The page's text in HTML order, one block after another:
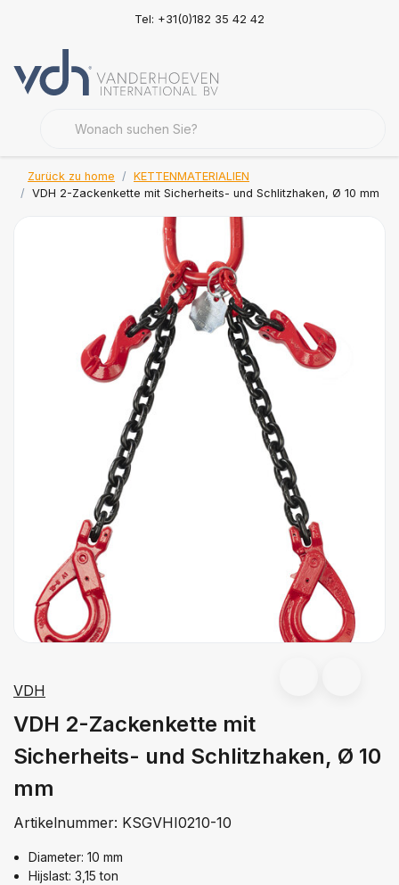
Tel: +31(0)182 35 42 42
Zurück zu home
KETTENMATERIALIEN
VDH 2-Zackenkette mit Sicherheits- und Schlitzhaken, Ø 10 mm
VDH
VDH 2-Zackenkette mit
Sicherheits- und Schlitzhaken, Ø 10
mm
Artikelnummer: KSGVHI0210-10
Diameter: 10 mm
Hijslast: 3,15 ton